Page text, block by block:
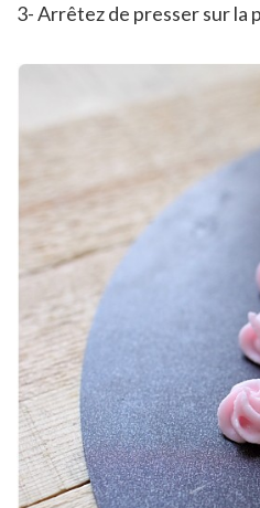
3- Arrêtez de presser sur la